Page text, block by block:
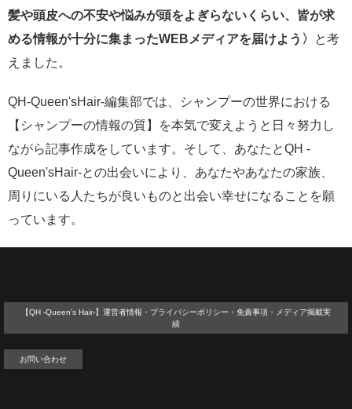
髪や頭皮への不安や悩みが頭をよぎらないくらい、皆が求
める情報が十分に集まったWEBメディアを届けよう〉
と考
えました。
QH-Queen'sHair-編集部では、シャンプーの世界における
【シャンプーの情報の質】を本気で変えようと日々努力し
ながら記事作成をしています。そして、あなたとQH -
Queen'sHair-との出会いにより、あなたやあなたの家族、
周りにいる人たちが良いものと出会い幸せになることを願
っています。
【QH -Queen’s Hair-】運営者情報・プライバシーポリシー・免責事項・メディア掲載実
績
お問い合わせ